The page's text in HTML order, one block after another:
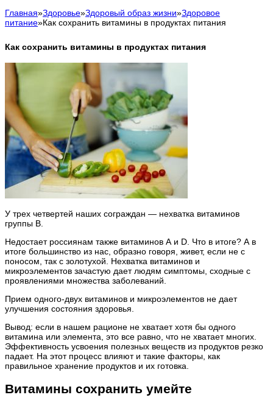
Главная»Здоровье»Здоровый образ жизни»Здоровое
питание»Как сохранить витамины в продуктах питания
Как сохранить витамины в продуктах питания
У трех четвертей наших сограждан — нехватка витаминов
группы В.
Недостает россиянам также витаминов А и D. Что в итоге? А в
итоге большинство из нас, образно говоря, живет, если не с
поносом, так с золотухой. Нехватка витаминов и
микроэлементов зачастую дает людям симптомы, сходные с
проявлениями множества заболеваний.
Прием одного-двух витаминов и микроэлементов не дает
улучшения состояния здоровья.
Вывод: если в нашем рационе не хватает хотя бы одного
витамина или элемента, это все равно, что не хватает многих.
Эффективность усвоения полезных веществ из продуктов резко
падает. На этот процесс влияют и такие факторы, как
правильное хранение продуктов и их готовка.
Витамины сохранить умейте